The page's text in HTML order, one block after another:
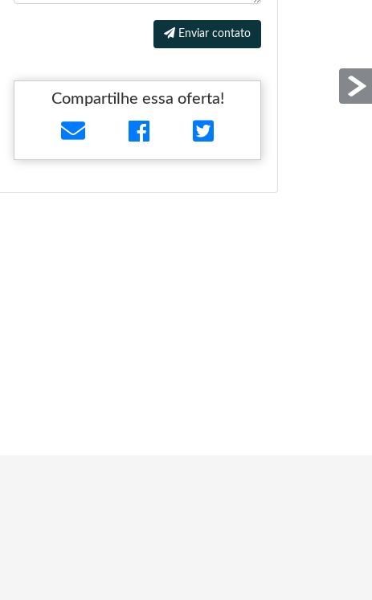
Enviar contato
Compartilhe essa oferta!